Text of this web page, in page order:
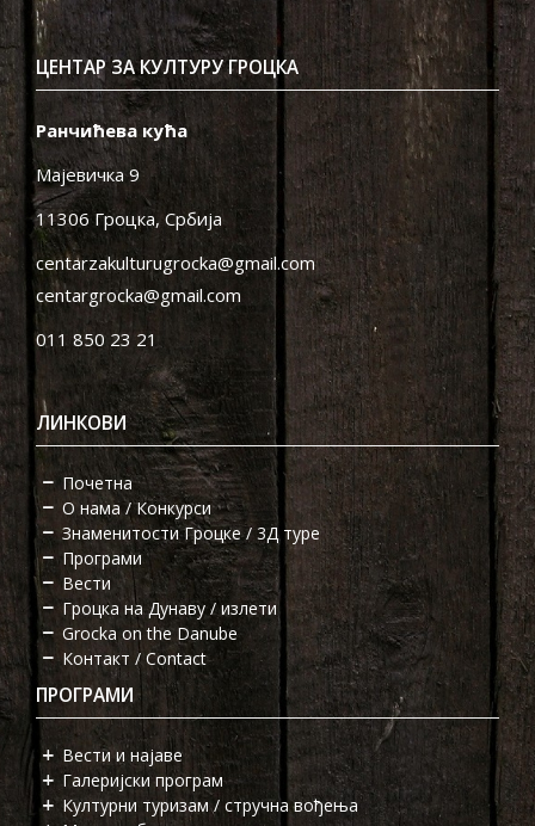
ЦЕНТАР ЗА КУЛТУРУ ГРОЦКА
Ранчићева кућа
Мајевичка 9
11306 Гроцка, Србија
centarzakulturugrocka@gmail.com
centargrocka@gmail.com
011 850 23 21
ЛИНКОВИ
Почетна
О нама / Конкурси
Знаменитости Гроцке / 3Д туре
Програми
Вести
Гроцка на Дунаву / излети
Grocka on the Danube
Контакт / Contact
ПРОГРАМИ
Вести и најаве
Галеријски програм
Културни туризам / стручна вођења